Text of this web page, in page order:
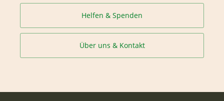
Helfen & Spenden
Über uns & Kontakt